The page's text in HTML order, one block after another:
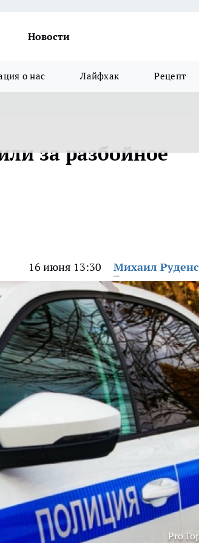
Новости
о нас Лайфхак Рецепт
за разбойное
16 июня 13:30 Михаил
Pro